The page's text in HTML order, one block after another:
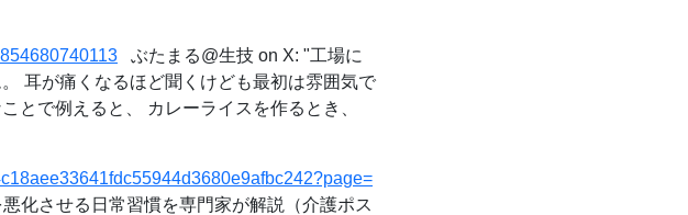
ぶたまる@生技 on X: "工場に
耳が痛くなるほど聞くけども最初は雰囲気で
とで例えると、 カレーライスを作るとき、
化させる日常習慣を専門家が解説（介護ポス